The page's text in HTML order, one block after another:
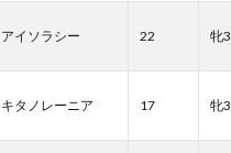
アイソラシー 22 牝3
キタノレーニア 17 牝3